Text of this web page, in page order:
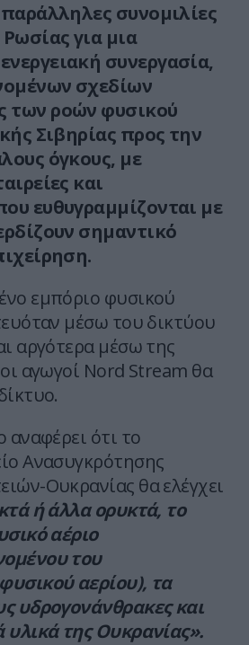
συνομιλίες
για μια
συνεργασία,
σχεδίων
των ροών φυσικού
Σιβηρίας προς την
όγκους, με
και
ευθυγραμμίζονται με
σημαντικό
εμπόριο φυσικού
μέσω του δικτύου
αργότερα μέσω της
αγωγοί Nord Stream θα
αναφέρει ότι το
Ανασυγκρότησης
Ουκρανίας θα ελέγχει
ή άλλα ορυκτά, το
αέριο
του
αερίου), τα
υδρογονάνθρακες και
υλικά της Ουκρανίας».